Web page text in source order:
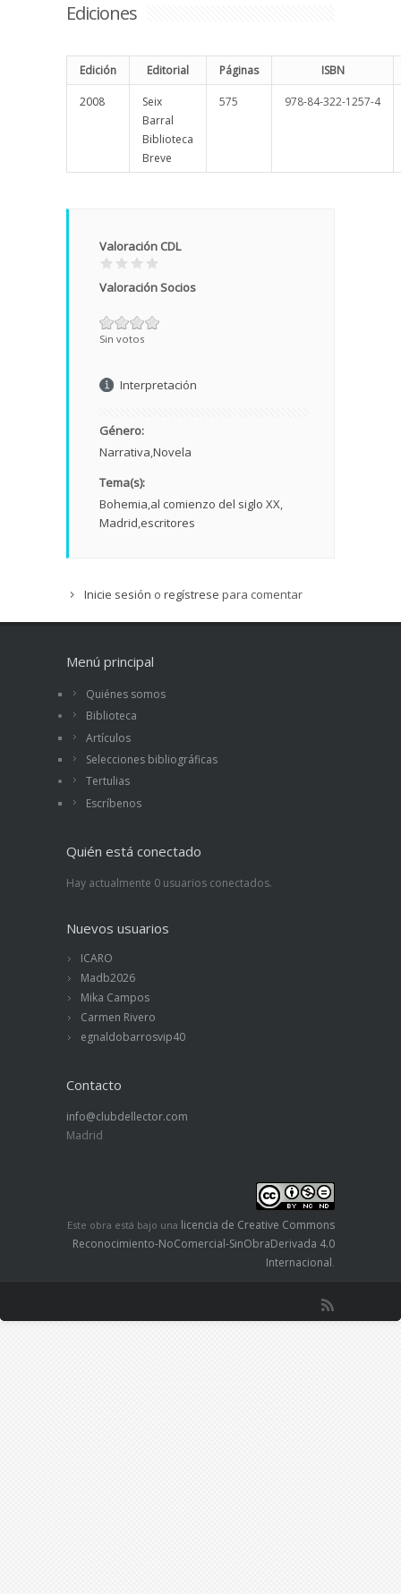
Ediciones
Edición Editorial Páginas ISBN
2008
Seix
Barral
Biblioteca
Breve
575 978-84-322-1257-4
Valoración CDL
Valoración Socios
Sin votos
Interpretación
Género:
Narrativa Novela
Tema(s):
Bohemia al comienzo del siglo XX
Madrid escritores
Inicie sesión o regístrese para comentar
Menú principal
Quiénes somos
Biblioteca
Artículos
Selecciones bibliográficas
Tertulias
Escríbenos
Quién está conectado
Hay actualmente 0 usuarios conectados.
Nuevos usuarios
ICARO
Madb2026
Mika Campos
Carmen Rivero
egnaldobarrosvip40
Contacto
info@clubdellector.com
Madrid
Este obra está bajo una licencia de Creative Commons
Reconocimiento-NoComercial-SinObraDerivada 4.0
Internacional